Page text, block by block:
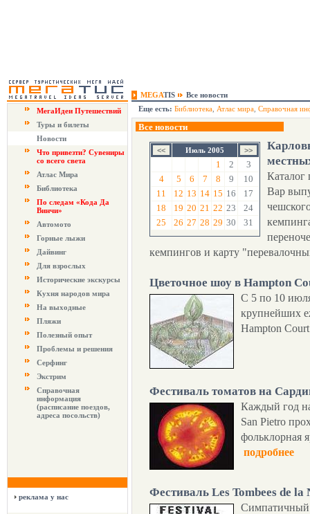
MEGATIS
Все новости
МегаИдеи Путешествий
Туры и билеты
Новости
Что привезти? Сувениры
со всего света
Атлас Мира
Библиотека
По следам «Кода Да
Винчи»
Автомото
Горные лыжи
Дайвинг
Для взрослых
Исторические экскурсы
Кухня народов мира
На выходные
Пляжи
Полезный опыт
Проблемы и решения
Серфинг
Экстрим
Справочная
информация
(расписание поездов,
адреса посольств)
реклама у нас
Еще есть: Библиотека Атлас мира Справочная
Все новости
Июль 2005
1 2
3
4
5 6 7 8 9
10
11
12 13 14 15 16
17
18
19 20 21 22 23
24
25
26 27 28 29 30 31
Каталог
Вар
кемпингов и карту
Цветочное шоу в Hampton
С 5 по 10
крупнейших
Hampton
Фестиваль томатов на
Каждый год
San Pietro
фольклорная
подробнее
Фестиваль Les Tombees de la
Симпатичный